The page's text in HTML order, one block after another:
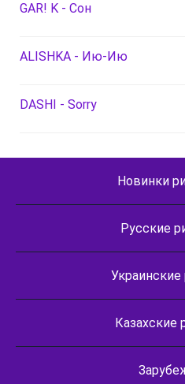
GAR! K - Сон
ALISHKA - Ию-Ию
DASHI - Sorry
Новинки
Русские
Казахские